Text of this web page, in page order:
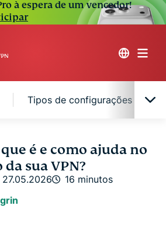
à espera de um vencedor!
Tipos de configurações MU-
MU-MIMO
MIMO
MIMO e da VPN
é e como ajuda no
sua VPN?
27.05.2026
16 minutos